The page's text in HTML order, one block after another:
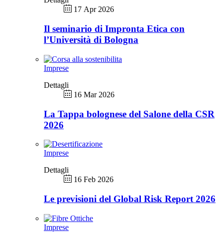
17 Apr 2026
Il seminario di Impronta Etica con
l’Università di Bologna
Imprese
Dettagli
16 Mar 2026
La Tappa bolognese del Salone della CSR
2026
Imprese
Dettagli
16 Feb 2026
Le previsioni del Global Risk Report 2026
Imprese